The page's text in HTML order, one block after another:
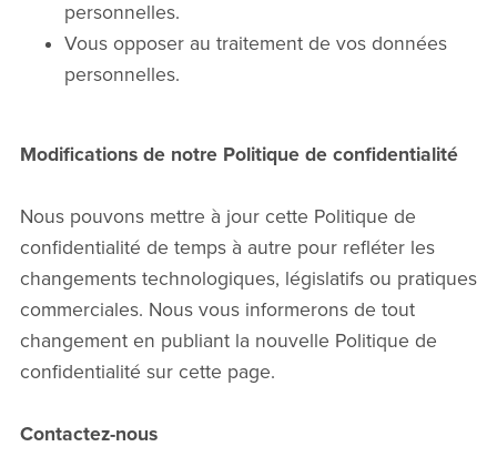
personnelles.
Vous opposer au traitement de vos données
personnelles.
Modifications de notre Politique de confidentialité
Nous pouvons mettre à jour cette Politique de
confidentialité de temps à autre pour refléter les
changements technologiques, législatifs ou pratiques
commerciales. Nous vous informerons de tout
changement en publiant la nouvelle Politique de
confidentialité sur cette page.
Contactez-nous